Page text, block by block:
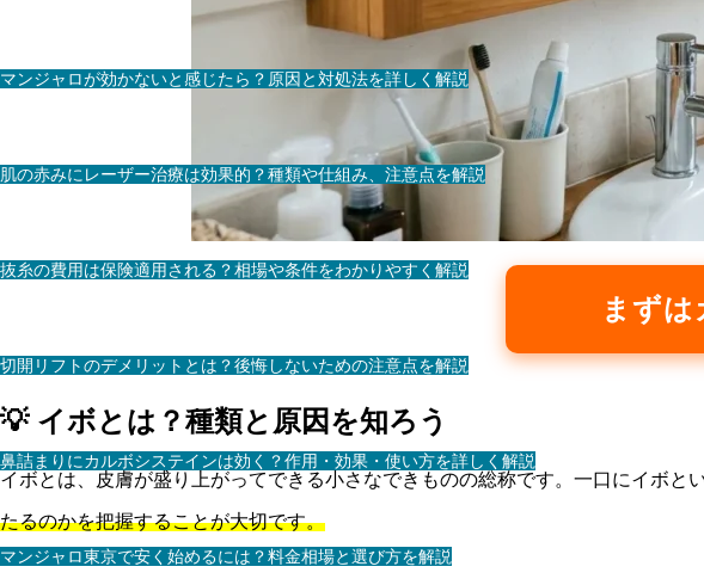
マンジャロが効かないと感じたら？原因と対処法を詳しく解説
肌の赤みにレーザー治療は効果的？種類や仕組み、注意点を解説
抜糸の費用は保険適用される？相場や条件をわかりやすく解説
切開リフトのデメリットとは？後悔しないための注意点を解説
鼻詰まりにカルボシステインは効く？作用・効果・使い方を詳しく解説
マンジャロ東京で安く始めるには？料金相場と選び方を解説
まず
💡 イボとは？種類と原因を知ろう
イボとは、皮膚が盛り上がってできる小さなできものの総称です。一口にイボと
たるのかを把握することが大切です。